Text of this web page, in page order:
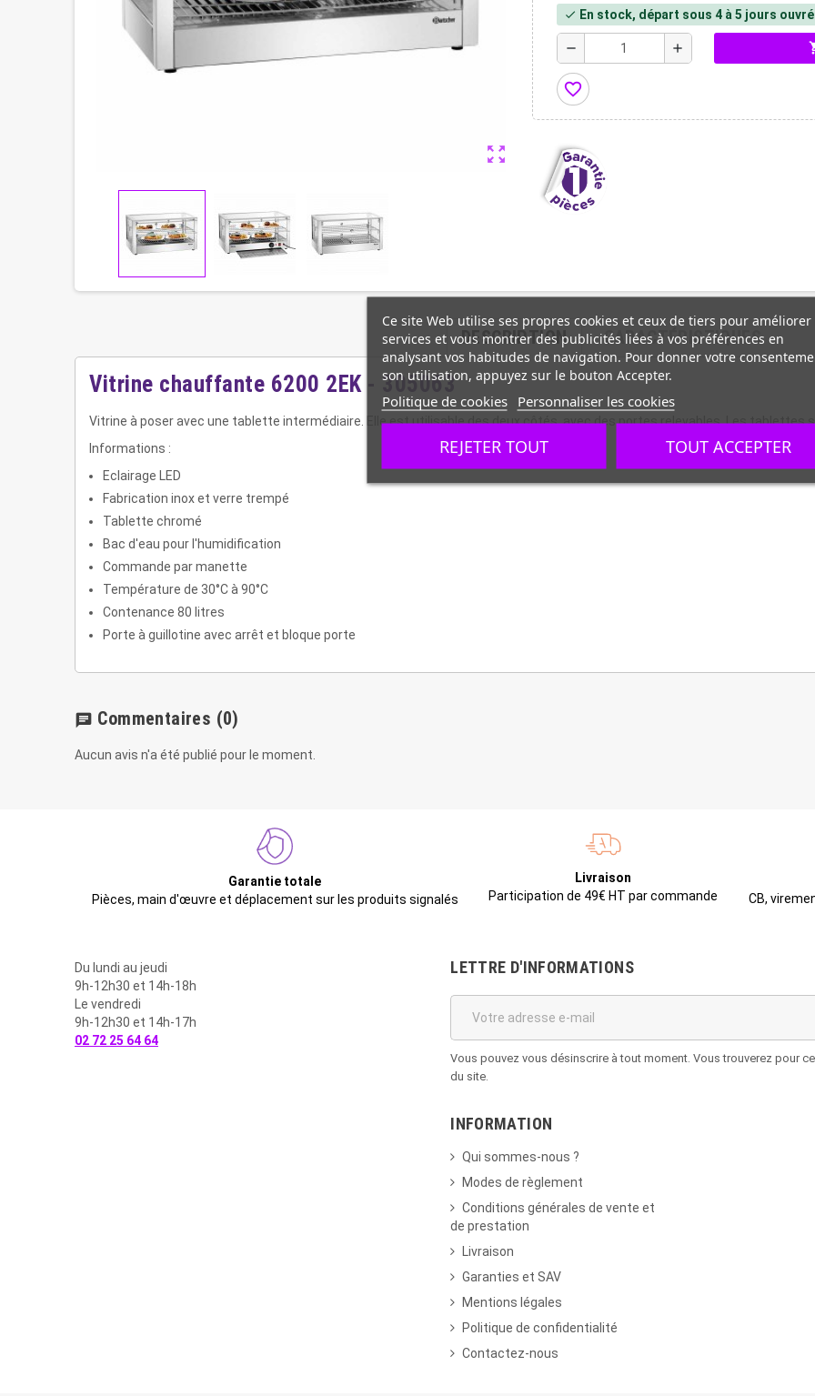
zoom_out_map
check En stock, départ sous 4 à 5 jours
remove add
favorite_border
DESCRIPTION CARACTÉRISTIQUES
Vitrine chauffante 6200 2EK - 305063
Vitrine à poser avec une tablette intermédiaire. Elle est utilisable des deux côtés, avec des portes relevables. Les tablettes
Informations :
Eclairage LED
Fabrication inox et verre trempé
Tablette chromé
Bac d'eau pour l'humidification
Commande par manette
Température de 30°C à 90°C
Contenance 80 litres
Porte à guillotine avec arrêt et bloque porte
chat Commentaires (0)
Aucun avis n'a été publié pour le moment.
Garantie totale
Pièces, main d'œuvre et déplacement sur les produits signalés
Livraison
Participation de 49€ HT par commande
CB,
Du lundi au jeudi
9h-12h30 et 14h-18h
Le vendredi
9h-12h30 et 14h-17h
02 72 25 64 64
LETTRE D'INFORMATIONS
Vous pouvez vous désinscrire à tout moment. Vous trouverez pour
du site.
INFORMATION
Qui sommes-nous ?
Modes de règlement
Conditions générales de vente et
de prestation
Livraison
Garanties et SAV
Mentions légales
Politique de confidentialité
Contactez-nous
Ce site Web utilise ses propres cookies et ceux de tiers pour améliorer
services et vous montrer des publicités liées à vos préférences en
analysant vos habitudes de navigation. Pour donner votre
son utilisation, appuyez sur le bouton Accepter.
Politique de cookies Personnaliser les cookies
REJETER TOUT TOUT ACCEPTER